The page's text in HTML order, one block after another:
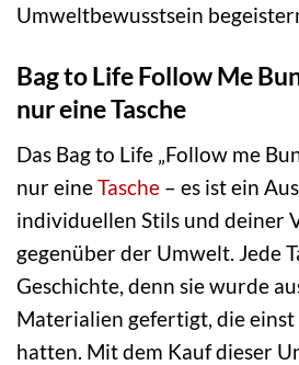
Umweltbewusstsein
Bag to Life Follow Me
nur eine Tasche
Das Bag to Life „Follow me
nur eineTasche – es ist ein
individuellen Stils und deiner
gegenüber der Umwelt. Jede
Geschichte, denn sie wurde
Materialien gefertigt, die einst
hatten. Mit dem Kauf dieser